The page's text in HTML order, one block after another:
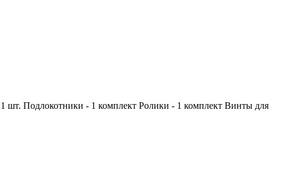
Подлокотники - 1 комплект Ролики - 1 комплект Винты для